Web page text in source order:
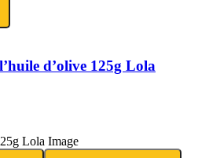
d’olive 125g Lola